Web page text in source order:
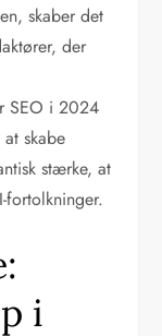
skaber det
der
SEO i 2024
skabe
stærke, at
i